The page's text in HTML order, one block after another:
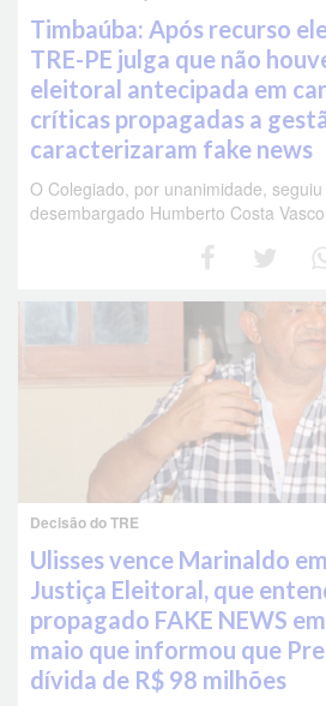
Timbaúba: Após recurso
TRE-PE julga que não
eleitoral antecipada em
críticas propagadas a
caracterizaram fake news
O Colegiado, por unanimidade,
desembargado Humberto Costa
Decisão do TRE
Ulisses vence Marinaldo
Justiça Eleitoral, que
propagado FAKE NEWS
maio que informou que
dívida de R$ 98 milhões